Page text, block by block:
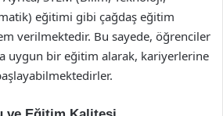
eğitimi gibi çağdaş eğitim
verilmektedir. Bu sayede, öğrenciler
uygun bir eğitim alarak, kariyerlerine